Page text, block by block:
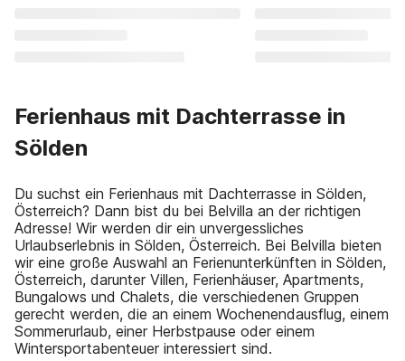
Ferienhaus mit Dachterrasse in
Sölden
Du suchst ein Ferienhaus mit Dachterrasse in Sölden,
Österreich? Dann bist du bei Belvilla an der richtigen
Adresse! Wir werden dir ein unvergessliches
Urlaubserlebnis in Sölden, Österreich. Bei Belvilla bieten
wir eine große Auswahl an Ferienunterkünften in Sölden,
Österreich, darunter Villen, Ferienhäuser, Apartments,
Bungalows und Chalets, die verschiedenen Gruppen
gerecht werden, die an einem Wochenendausflug, einem
Sommerurlaub, einer Herbstpause oder einem
Wintersportabenteuer interessiert sind.